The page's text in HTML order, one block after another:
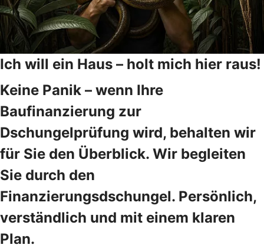
Ich will ein Haus – holt mich hier raus!
Keine Panik – wenn Ihre
Baufinanzierung zur
Dschungelprüfung wird, behalten wir
für Sie den Überblick. Wir begleiten
Sie durch den
Finanzierungsdschungel. Persönlich,
verständlich und mit einem klaren
Plan.